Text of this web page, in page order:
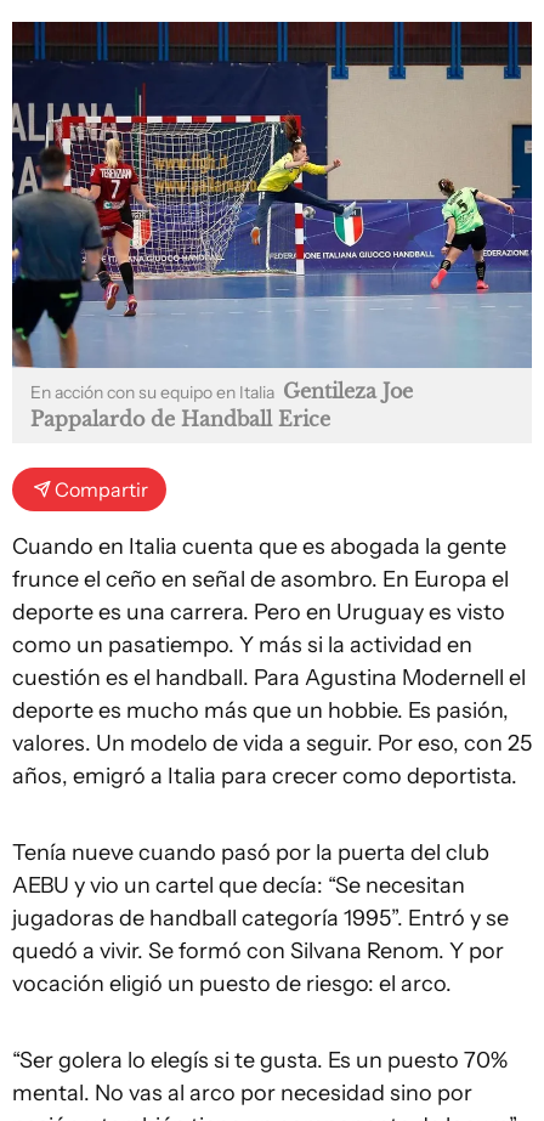
En acción con su equipo en Italia Gentileza Joe
Pappalardo de Handball Erice
Compartir
Cuando en Italia cuenta que es abogada la gente
frunce el ceño en señal de asombro. En Europa el
deporte es una carrera. Pero en Uruguay es visto
como un pasatiempo. Y más si la actividad en
cuestión es el handball. Para Agustina Modernell el
deporte es mucho más que un hobbie. Es pasión,
valores. Un modelo de vida a seguir. Por eso, con 25
años, emigró a Italia para crecer como deportista.
Tenía nueve cuando pasó por la puerta del club
AEBU y vio un cartel que decía: “Se necesitan
jugadoras de handball categoría 1995”. Entró y se
quedó a vivir. Se formó con Silvana Renom. Y por
vocación eligió un puesto de riesgo: el arco.
“Ser golera lo elegís si te gusta. Es un puesto 70%
mental. No vas al arco por necesidad sino por